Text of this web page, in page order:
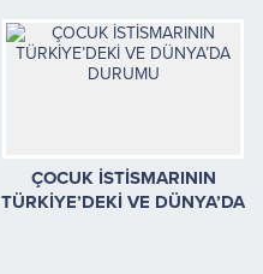
ÇOCUK İSTİSMARININ
TÜRKİYE’DEKİ VE DÜNYA’DA